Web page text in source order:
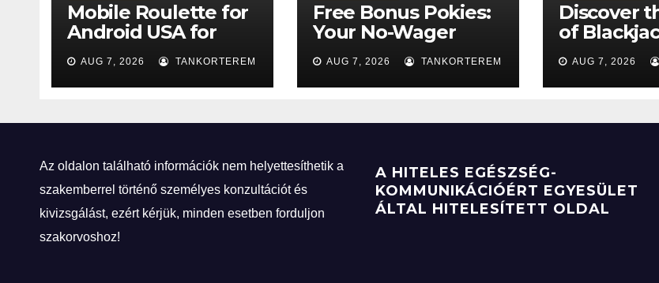
Mobile Roulette for
Android USA for
Newcomers
AUG 7, 2026 TANKORTEREM
Free Bonus Pokies:
Your No-Wager
Ticket to the Big
Win
AUG 7, 2026 TANKORTEREM
Discover
of
for Fun
AUG 7, 2026
Az oldalon található információk nem helyettesíthetik a
szakemberrel történő személyes konzultációt és
kivizsgálást, ezért kérjük, minden esetben forduljon
szakorvoshoz!
A HITELES EGÉSZSÉG-
KOMMUNIKÁCIÓÉRT EGYESÜLET
ÁLTAL HITELESÍTETT OLDAL